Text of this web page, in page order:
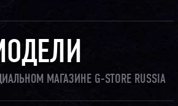
МАГАЗИНЕ G-STORE RUSSIA